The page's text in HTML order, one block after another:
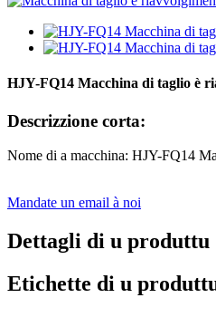
HJY-FQ14 Macchina di taglio è
Descrizzione corta:
Nome di a macchina: HJY-FQ14
Mandate un email à noi
Dettagli di u produttu
Etichette di u